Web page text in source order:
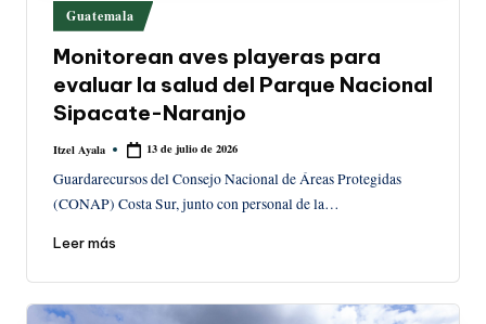
Publicado
en
Guatemala
Monitorean aves playeras para
evaluar la salud del Parque Nacional
Sipacate-Naranjo
Publicado
Itzel Ayala 13 de julio de 2026
Guardarecursos del Consejo Nacional de Áreas Protegidas
(CONAP) Costa Sur, junto con personal de la…
Leer más